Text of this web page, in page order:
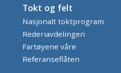
Tokt og felt
Nasjonalt toktprogram
Rederiavdelingen
Fartøyene våre
Referanseflåten